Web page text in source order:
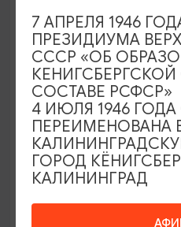
МАСТЕР-КЛАССЫ
Мастер-классы по
Бодяковой
Калининград, ул.
7 АПРЕЛЯ 1946
ПРЕЗИДИУМА
СССР «ОБ
СОСТАВЕ РСФСР»
4 ИЮЛЯ 1946
ПЕРЕИМЕНОВАНА
ГОРОД
КАЛИНИНГРАД